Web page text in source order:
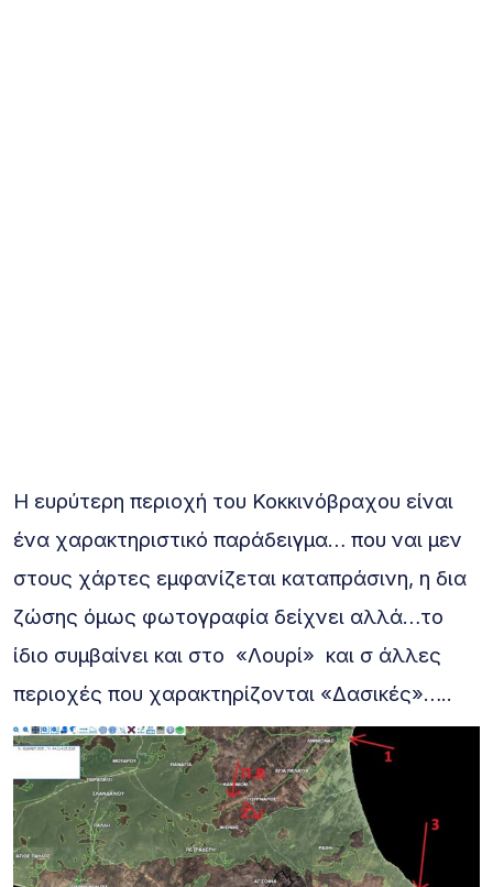
Η ευρύτερη περιοχή του Κοκκινόβραχου είναι
ένα χαρακτηριστικό παράδειγμα… που ναι μεν
στους χάρτες εμφανίζεται καταπράσινη, η δια
ζώσης όμως φωτογραφία δείχνει αλλά…το
ίδιο συμβαίνει και στο «Λουρί» και σ άλλες
περιοχές που χαρακτηρίζονται «Δασικές»…..